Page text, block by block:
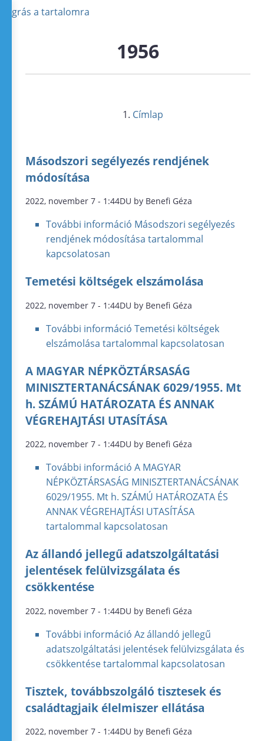
Ugrás a tartalomra
1956
Címlap
Másodszori segélyezés rendjének
módosítása
2022, november 7 - 1:44DU by Benefi Géza
További információ Másodszori segélyezés
rendjének módosítása tartalommal
kapcsolatosan
Temetési költségek elszámolása
2022, november 7 - 1:44DU by Benefi Géza
További információ Temetési költségek
elszámolása tartalommal kapcsolatosan
A MAGYAR NÉPKÖZTÁRSASÁG
MINISZTERTANÁCSÁNAK 6029/1955. Mt
h. SZÁMÚ HATÁROZATA ÉS ANNAK
VÉGREHAJTÁSI UTASÍTÁSA
2022, november 7 - 1:44DU by Benefi Géza
További információ A MAGYAR
NÉPKÖZTÁRSASÁG MINISZTERTANÁCSÁNAK
6029/1955. Mt h. SZÁMÚ HATÁROZATA ÉS
ANNAK VÉGREHAJTÁSI UTASÍTÁSA
tartalommal kapcsolatosan
Az állandó jellegű adatszolgáltatási
jelentések felülvizsgálata és
csökkentése
2022, november 7 - 1:44DU by Benefi Géza
További információ Az állandó jellegű
adatszolgáltatási jelentések felülvizsgálata és
csökkentése tartalommal kapcsolatosan
Tisztek, továbbszolgáló tisztesek és
családtagjaik élelmiszer ellátása
2022, november 7 - 1:44DU by Benefi Géza